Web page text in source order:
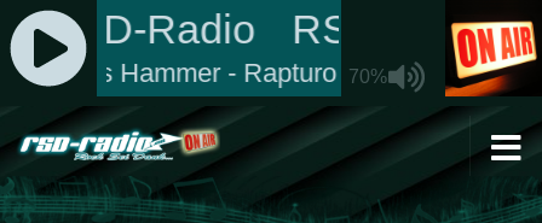
Zum Inhalt springen